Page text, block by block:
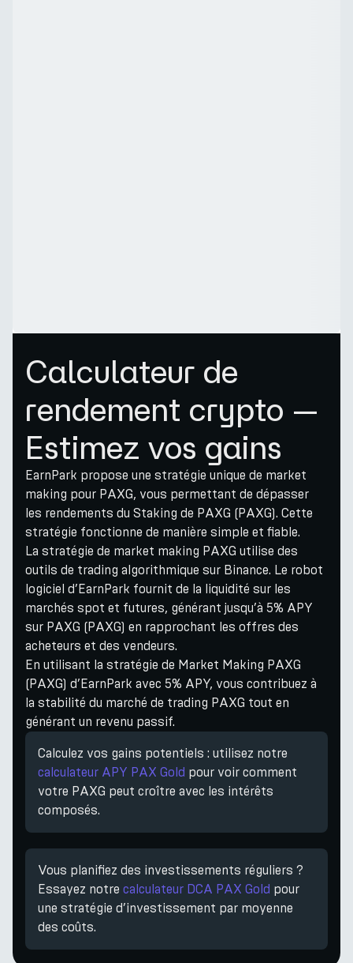
Calculateur de
rendement crypto —
Estimez vos gains
EarnPark propose une stratégie unique de market
making pour PAXG, vous permettant de dépasser
les rendements du Staking de PAXG (PAXG). Cette
stratégie fonctionne de manière simple et fiable.
La stratégie de market making PAXG utilise des
outils de trading algorithmique sur Binance. Le robot
logiciel d’EarnPark fournit de la liquidité sur les
marchés spot et futures, générant jusqu’à 5% APY
sur PAXG (PAXG) en rapprochant les offres des
acheteurs et des vendeurs.
En utilisant la stratégie de Market Making PAXG
(PAXG) d’EarnPark avec 5% APY, vous contribuez à
la stabilité du marché de trading PAXG tout en
générant un revenu passif.
Calculez vos gains potentiels : utilisez notre
calculateur APY PAX Gold pour voir comment
votre PAXG peut croître avec les intérêts
composés.
Vous planifiez des investissements réguliers ?
Essayez notre calculateur DCA PAX Gold pour
une stratégie d’investissement par moyenne
des coûts.